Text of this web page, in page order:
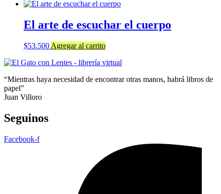
El arte de escuchar el cuerpo
$53.500 Agregar al carrito
“Mientras haya necesidad de encontrar otras manos, habrá libros de
papel”
Juan Villoro
Seguinos
Facebook-f